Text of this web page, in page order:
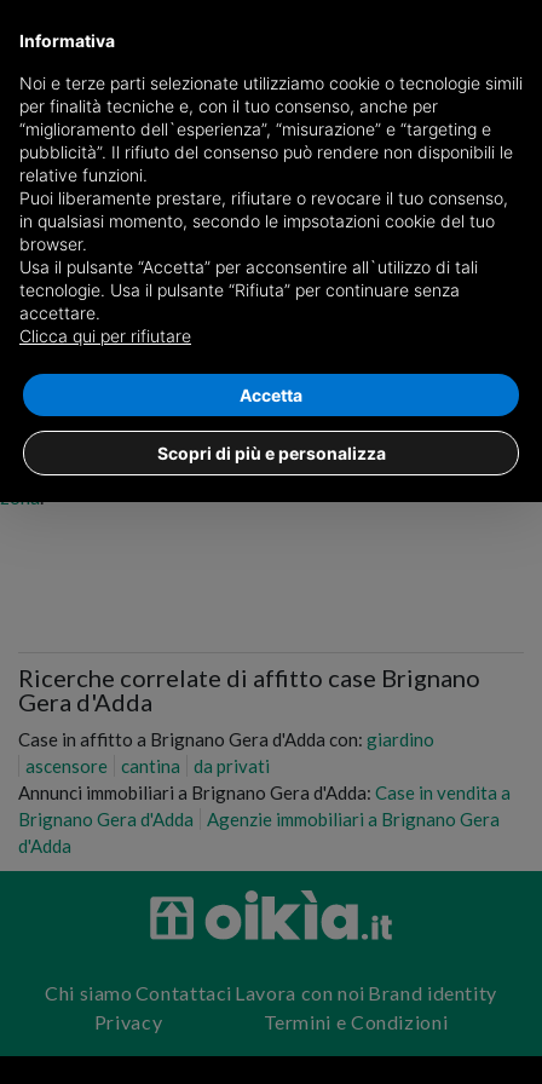
Salva ricerca
Nessun risultato percase in affitto a
Brignano Gera d'Adda
Non abbiamo nessun immobile che corrisponde alla tua ricerca,
prova a modificare i filtri ochiedi alle agenzie immobiliari della
zona.
Ricerche correlate di affitto case Brignano
Gera d'Adda
Case in affitto a Brignano Gera d'Adda con: giardino
ascensore
cantina
da privati
Annunci immobiliari a Brignano Gera d'Adda: Case in vendita a
Brignano Gera d'Adda
Agenzie immobiliari a Brignano Gera
d'Adda
Chi siamo Contattaci Lavora con noi Brand identity
Privacy
Termini e Condizioni
+
−
Informativa
Noi e terze parti selezionate utilizziamo cookie o tecnologie simili
per finalità tecniche e, con il tuo consenso, anche per
“miglioramento dell`esperienza”, “misurazione” e “targeting e
pubblicità”. Il rifiuto del consenso può rendere non disponibili le
relative funzioni.
Puoi liberamente prestare, rifiutare o revocare il tuo consenso,
in qualsiasi momento, secondo le impsotazioni cookie del tuo
browser.
Usa il pulsante “Accetta” per acconsentire all`utilizzo di tali
tecnologie. Usa il pulsante “Rifiuta” per continuare senza
accettare.
Clicca qui per rifiutare
Scopri di più e personalizza
Accetta